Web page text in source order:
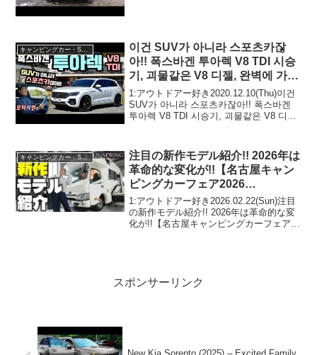
이건 SUV가 아니라 스포츠카잖
아!! 폭스바겐 투아렉 V8 TDI 시승
기, 괴물같은 V8 디젤, 완벽에 가까
운 SUV?! Volkswagen Touareg
V8 TDI
1:アウトドアー好き2020.12.10(Thu)이건
SUV가 아니라 스포츠카잖아!! 폭스바겐
투아렉 V8 TDI 시승기, 괴물같은 V8 디젤,
キャンピングカー・SUV人気車種
注目の新作モデル紹介!! 2026年は
革命的な変化が!!【名古屋キャン
ピングカーフェア2026
SPRING】
1:アウトドアー好き2026.02.22(Sun)注目
の新作モデル紹介!! 2026年は革命的な変
化が!!【名古屋キャンピングカーフェア
スポンサーリンク